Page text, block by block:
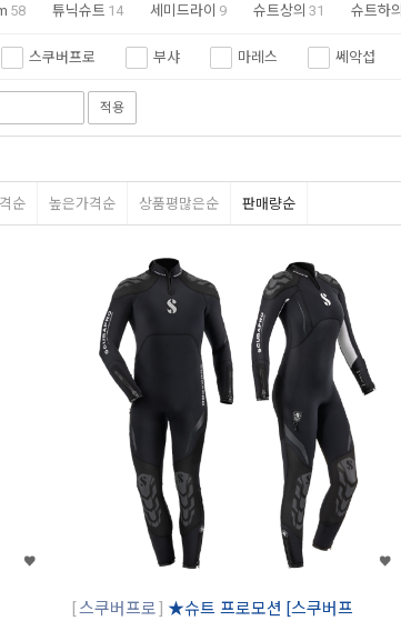
58 튜닉슈트 14 세미드라이 9 슈트상의 31 슈트하의
스쿠버프로 부샤 마레스 쎄악섭
오션테그 아르곤
아나 딥씨
적용
순 높은가격순 상품평많은순 판매량순
스쿠버프로
★슈트 프로모션 [스쿠버프